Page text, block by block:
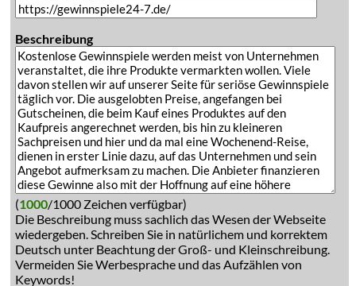
Beschreibung
(1000/1000 Zeichen verfügbar)
Die Beschreibung muss sachlich das Wesen der Webseite
wiedergeben. Schreiben Sie in natürlichem und korrektem
Deutsch unter Beachtung der Groß- und Kleinschreibung.
Vermeiden Sie Werbesprache und das Aufzählen von
Keywords!